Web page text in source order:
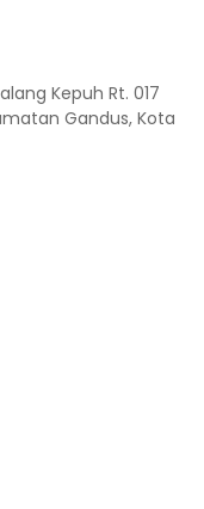
Kepuh Rt. 017
Gandus, Kota